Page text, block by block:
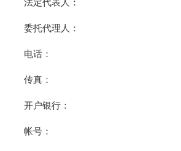
法定代表人：
委托代理人：
电话：
传真：
开户银行：
帐号：